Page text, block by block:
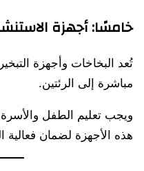
خامسًا: أجهزة
تُعد البخاخات وأجهزة
مباشرة إلى الرئتين.
ويجب تعليم الطفل
هذه الأجهزة لضمان فعالية